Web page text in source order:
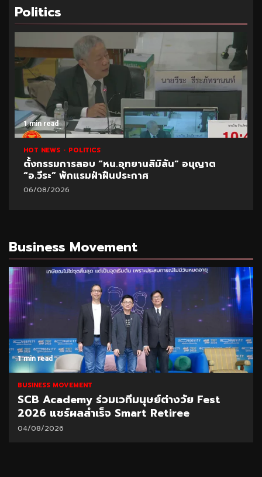
Politics
1 min read
HOT NEWS POLITICS
ตั้งกรรมการสอบ “หน.อุทยานสิมิลัน” อนุญาต
“อ.วีระ” พักแรมฝ่าฝืนประกาศ
06/08/2026
Business Movement
1 min read
BUSINESS MOVEMENT
SCB Academy ร่วมเวทีมนุษย์ต่างวัย Fest
2026 แชร์ผลสำเร็จ Smart Retiree
04/08/2026